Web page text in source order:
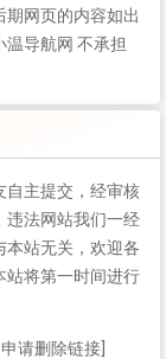
期网页的内容如出
导航网 不承担
自主提交，经审核
违法网站我们一经
本站无关，欢迎各
站将第一时间进行
请删除链接]